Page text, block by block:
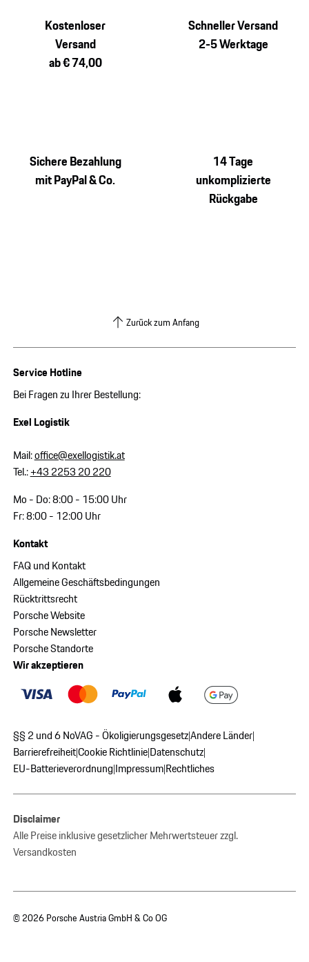
Kostenloser
Versand
ab € 74,00
Schneller Versand
2-5 Werktage
Sichere Bezahlung
mit PayPal & Co.
14 Tage
unkomplizierte
Rückgabe
Zurück zum Anfang
Service Hotline
Bei Fragen zu Ihrer Bestellung:
Exel Logistik
Mail:office@exellogistik.at
Tel.:+43 2253 20 220
Mo - Do: 8:00 - 15:00 Uhr
Fr: 8:00 - 12:00 Uhr
Kontakt
FAQ und Kontakt
Allgemeine Geschäftsbedingungen
Rücktrittsrecht
Porsche Website
Porsche Newsletter
Porsche Standorte
Wir akzeptieren
§§ 2 und 6 NoVAG - Ökoligierungsgesetz|Andere Länder|
Barrierefreiheit|Cookie Richtlinie|Datenschutz|
EU-Batterieverordnung|Impressum|Rechtliches
Disclaimer
Alle Preise inklusive gesetzlicher Mehrwertsteuer zzgl.
Versandkosten
© 2026 Porsche Austria GmbH & Co OG